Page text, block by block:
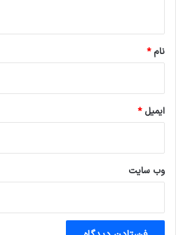
نام*
ایمیل*
وب‌ سایت